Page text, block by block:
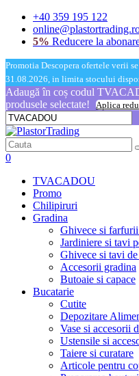
+40 359 195 122
5% Reducere la
Promotia Descopera ofertele verii
31.08.2026, in limita stocului
Adaugă în coș codul
produsele selectate!
Aplica
0
TVACADOU
Promo
Chilipiruri
Gradina
Ghivece si
Jardiniere si tavi
Ghivece si tavi de
Accesorii gradina
Butoaie si capace
Bucatarie
Cutite
Depozitare
Vase si accesorii
Ustensile si
Taiere si curatare
Articole pentru